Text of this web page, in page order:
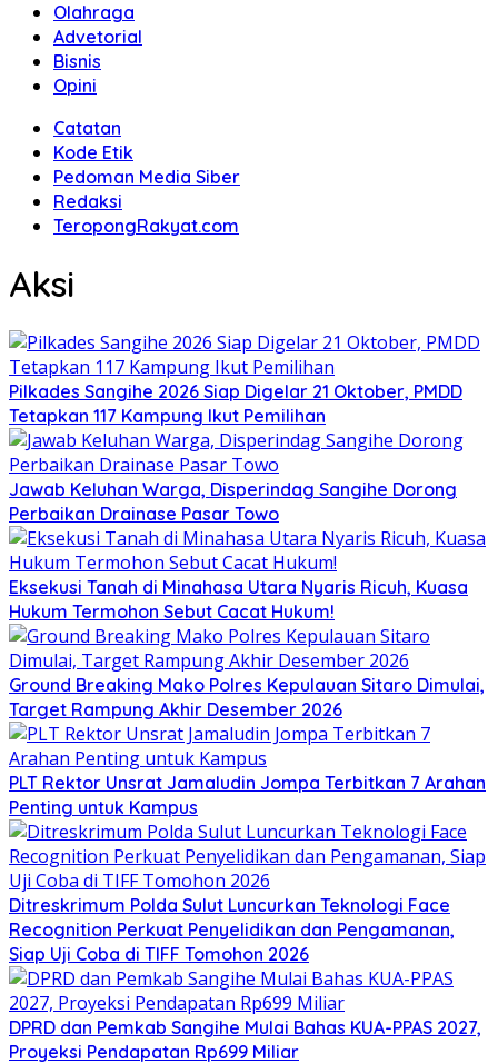
Olahraga
Advetorial
Bisnis
Opini
Catatan
Kode Etik
Pedoman Media Siber
Redaksi
TeropongRakyat.com
Aksi
Pilkades Sangihe 2026 Siap Digelar 21 Oktober, PMDD
Tetapkan 117 Kampung Ikut Pemilihan
Jawab Keluhan Warga, Disperindag Sangihe Dorong
Perbaikan Drainase Pasar Towo
Eksekusi Tanah di Minahasa Utara Nyaris Ricuh, Kuasa
Hukum Termohon Sebut Cacat Hukum!
Ground Breaking Mako Polres Kepulauan Sitaro Dimulai,
Target Rampung Akhir Desember 2026
​PLT Rektor Unsrat Jamaludin Jompa Terbitkan 7 Arahan
Penting untuk Kampus
Ditreskrimum Polda Sulut Luncurkan Teknologi Face
Recognition Perkuat Penyelidikan dan Pengamanan,
Siap Uji Coba di TIFF Tomohon 2026
DPRD dan Pemkab Sangihe Mulai Bahas KUA-PPAS 2027,
Proyeksi Pendapatan Rp699 Miliar